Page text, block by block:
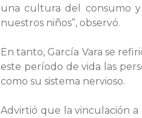
una cultura del consumo
nuestros niños”, observó.
En tanto, García Vara se
este período de vida las
como su sistema nervioso.
Advirtió que la vinculación a